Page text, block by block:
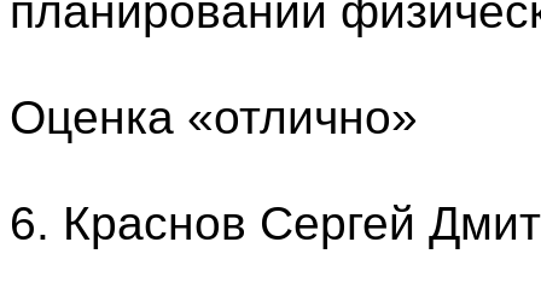
планировании
Оценка «отлично»
6. Краснов Сергей